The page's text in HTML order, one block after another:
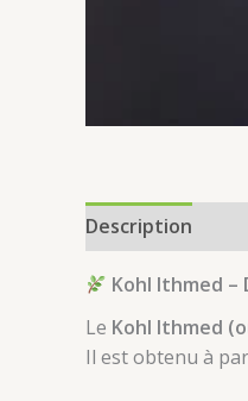
Description
Kohl Ithmed –
Le
Il est obtenu à